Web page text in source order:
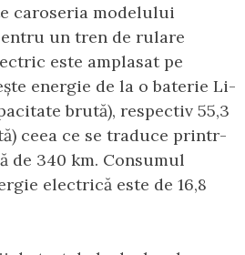
caroseria modelului
un tren de rulare
este amplasat pe
energie de la o baterie Li-
brută), respectiv 55,3
ceea ce se traduce printr-
de 340 km. Consumul
electrică este de 16,8